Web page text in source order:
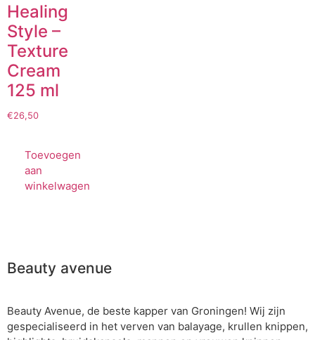
Healing
Style –
Texture
Cream
125 ml
€26,50
Toevoegen
aan
winkelwagen
Beauty avenue
Beauty Avenue, de beste kapper van Groningen! Wij zijn
gespecialiseerd in het verven van balayage, krullen knippen,